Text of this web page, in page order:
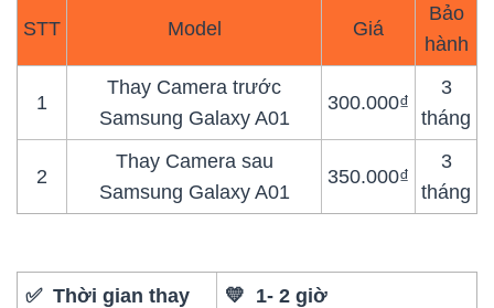
STT Model Giá
Bảo
hành
1
Thay Camera trước
Samsung Galaxy A01
300.000₫
3
tháng
2
Thay Camera sau
Samsung Galaxy A01
350.000₫
3
tháng
✅ Thời gian thay 💛 1- 2 giờ